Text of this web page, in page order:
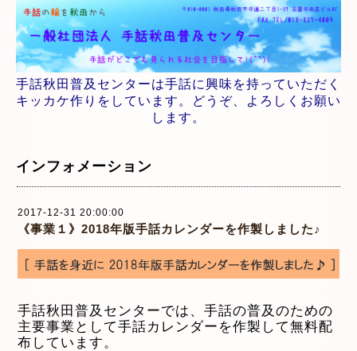
手話秋田普及センターは手話に興味を持っていただく
キッカケ作りをしています。どうぞ、よろしくお願い
します。
インフォメーション
2017-12-31 20:00:00
《事業１》2018年版手話カレンダーを作製しました♪
手話秋田普及センターでは、手話の普及のための
主要事業として手話カレンダーを作製して無料配
布しています。